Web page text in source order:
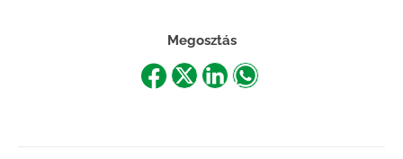
Megosztás
ShareShareShareShare